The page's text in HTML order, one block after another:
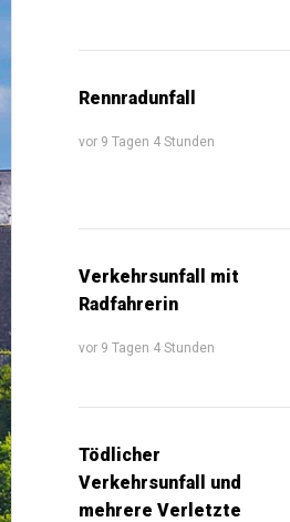
Rennradunfall
vor 9 Tagen 4 Stunden
Verkehrsunfall mit
Radfahrerin
vor 9 Tagen 4 Stunden
Tödlicher
Verkehrsunfall und
mehrere Verletzte